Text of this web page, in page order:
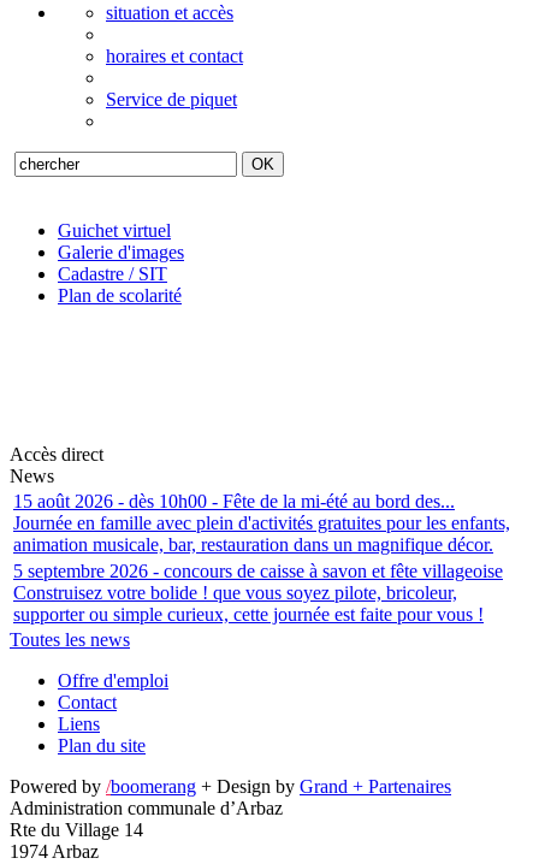
situation et accès
horaires et contact
Service de piquet
Guichet virtuel
Galerie d'images
Cadastre / SIT
Plan de scolarité
Accès direct
News
15 août 2026 - dès 10h00 - Fête de la mi-été au bord des...
Journée en famille avec plein d'activités gratuites pour les enfants,
animation musicale, bar, restauration dans un magnifique décor.
5 septembre 2026 - concours de caisse à savon et fête villageoise
Construisez votre bolide ! que vous soyez pilote, bricoleur,
supporter ou simple curieux, cette journée est faite pour vous !
Toutes les news
Offre d'emploi
Contact
Liens
Plan du site
Powered by /boomerang + Design by Grand + Partenaires
Administration communale d’Arbaz
Rte du Village 14
1974 Arbaz